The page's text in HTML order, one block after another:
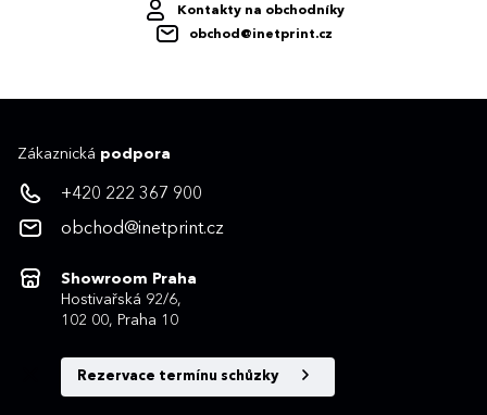
Kontakty na obchodníky
obchod@inetprint.cz
Zákaznická podpora
+420 222 367 900
obchod@inetprint.cz
Showroom Praha
Hostivařská 92/6,
102 00, Praha 10
Rezervace termínu schůzky